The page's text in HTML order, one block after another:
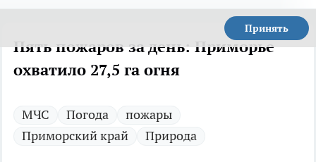
Принять
Пять пожаров за день: Приморье
охватило 27,5 га огня
МЧС Погода
пожары
Приморский край
Природа